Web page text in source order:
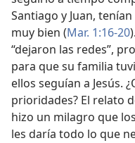
Santiago y Juan,
muy bien (Mar. 1:16-20
“dejaron las redes”,
para que su familia
ellos seguían a Jesús.
prioridades? El relato
hizo un milagro que
les daría todo lo que